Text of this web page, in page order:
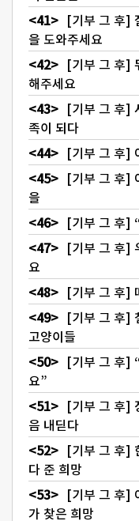
[기부 그 후]
을 도와주세요
[기부 그 후]
해주세요
[기부 그 후]
족이 되다
[기부 그 후]
[기부 그 후]
을
[기부 그 후]
[기부 그 후]
요
[기부 그 후]
[기부 그 후]
고양이들
[기부 그 후]
요”
[기부 그 후]
음 내딛다
[기부 그 후]
다 준 희망
[기부 그 후]
가 찾은 희망